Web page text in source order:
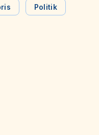
grupper,
Men det finns andra
att […]
Politik